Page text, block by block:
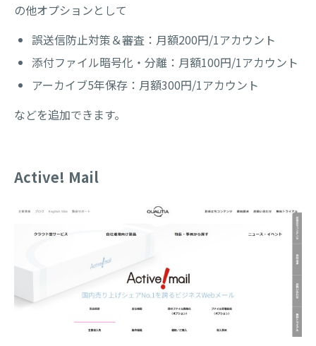
の他オプションとして
誤送信防止対策＆審査：月額200円/1アカウント
添付ファイル暗号化・分離：月額100円/1アカウント
アーカイブ5年保存：月額300円/1アカウント
などを追加できます。
Active! Mail